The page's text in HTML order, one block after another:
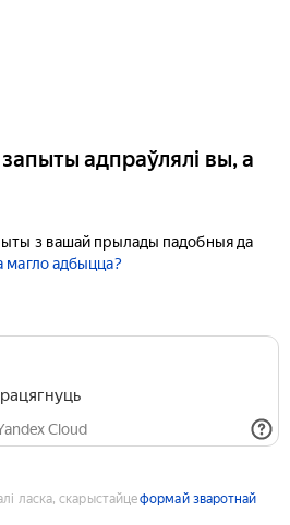
адпраўлялі вы, а
з вашай прылады падобныя да
магло адбыцца?
Cloud
ласка, скарыстайцеформай зваротнай